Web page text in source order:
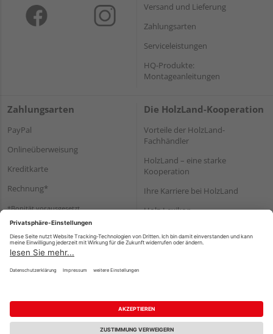
Versand und Lieferung
Zahlungsarten
Serviceleistungen
HQ-Produkte:
Montageanleitungen
Zahlungsarten
PayPal
Onlineüberweisung
Kreditkarte
Rechnung*
*Bonität vorausgesetzt
Die HolzLand-Kooperation
Vorteile der HolzLand-
Fachhändler
HolzLand – eine starke
Kooperation
Ihre Karriere bei HolzLand
Holz-Lexikon
Impressum Datenschutz
Nutzungsbedingungen
Barrierefreiheitserklärung
Vertrag widerrufen